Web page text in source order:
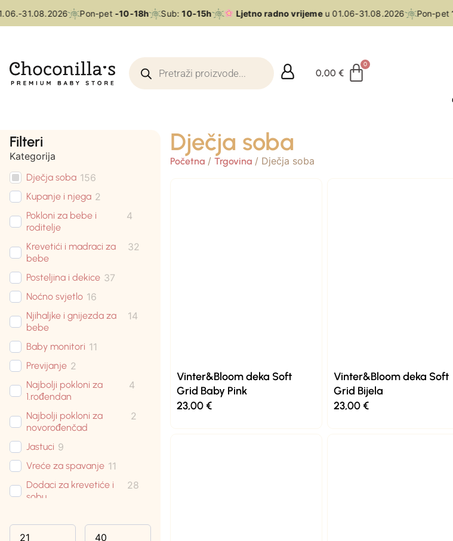
31.08.2026 Pon-pet-10-18h Sub:10-15h Ljetno radno vrijemeu 01.06-31.08.2026 Pon-pet
0,00€
Filteri
Kategorija
Dječja soba 156
Kupanje i njega 2
Pokloni za bebe i
roditelje
4
Krevetići i madraci za
bebe
32
Posteljina i dekice 37
Noćno svjetlo 16
Njihaljke i gnijezda za
bebe
14
Baby monitori 11
Previjanje 2
Najbolji pokloni za
1.rođendan
4
Najbolji pokloni za
novorođenčad
2
Jastuci 9
Vreće za spavanje 11
Dodaci za krevetiće i
sobu
28
Madraci
Dječja soba
Početna/ Trgovina/ Dječja soba
Vinter&Bloom deka Soft
Grid Baby Pink
23,00€
Vinter&Bloom deka Soft
Grid Bijela
23,00€